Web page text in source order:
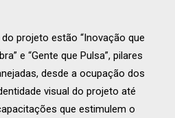
projeto estão “Inovação que
e “Gente que Pulsa”, pilares
desde a ocupação dos
visual do projeto até
que estimulem o